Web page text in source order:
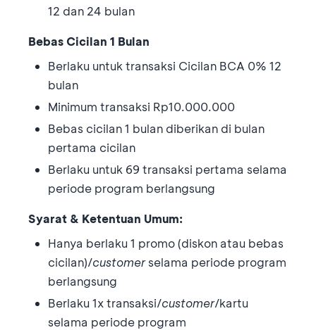
12 dan 24 bulan
Bebas Cicilan 1 Bulan
Berlaku untuk transaksi Cicilan BCA 0% 12
bulan
Minimum transaksi Rp10.000.000
Bebas cicilan 1 bulan diberikan di bulan
pertama cicilan
Berlaku untuk 69 transaksi pertama selama
periode program berlangsung
Syarat & Ketentuan Umum:
Hanya berlaku 1 promo (diskon atau bebas
cicilan)/customerselama periode program
berlangsung
Berlaku 1x transaksi/customer/kartu
selama periode program